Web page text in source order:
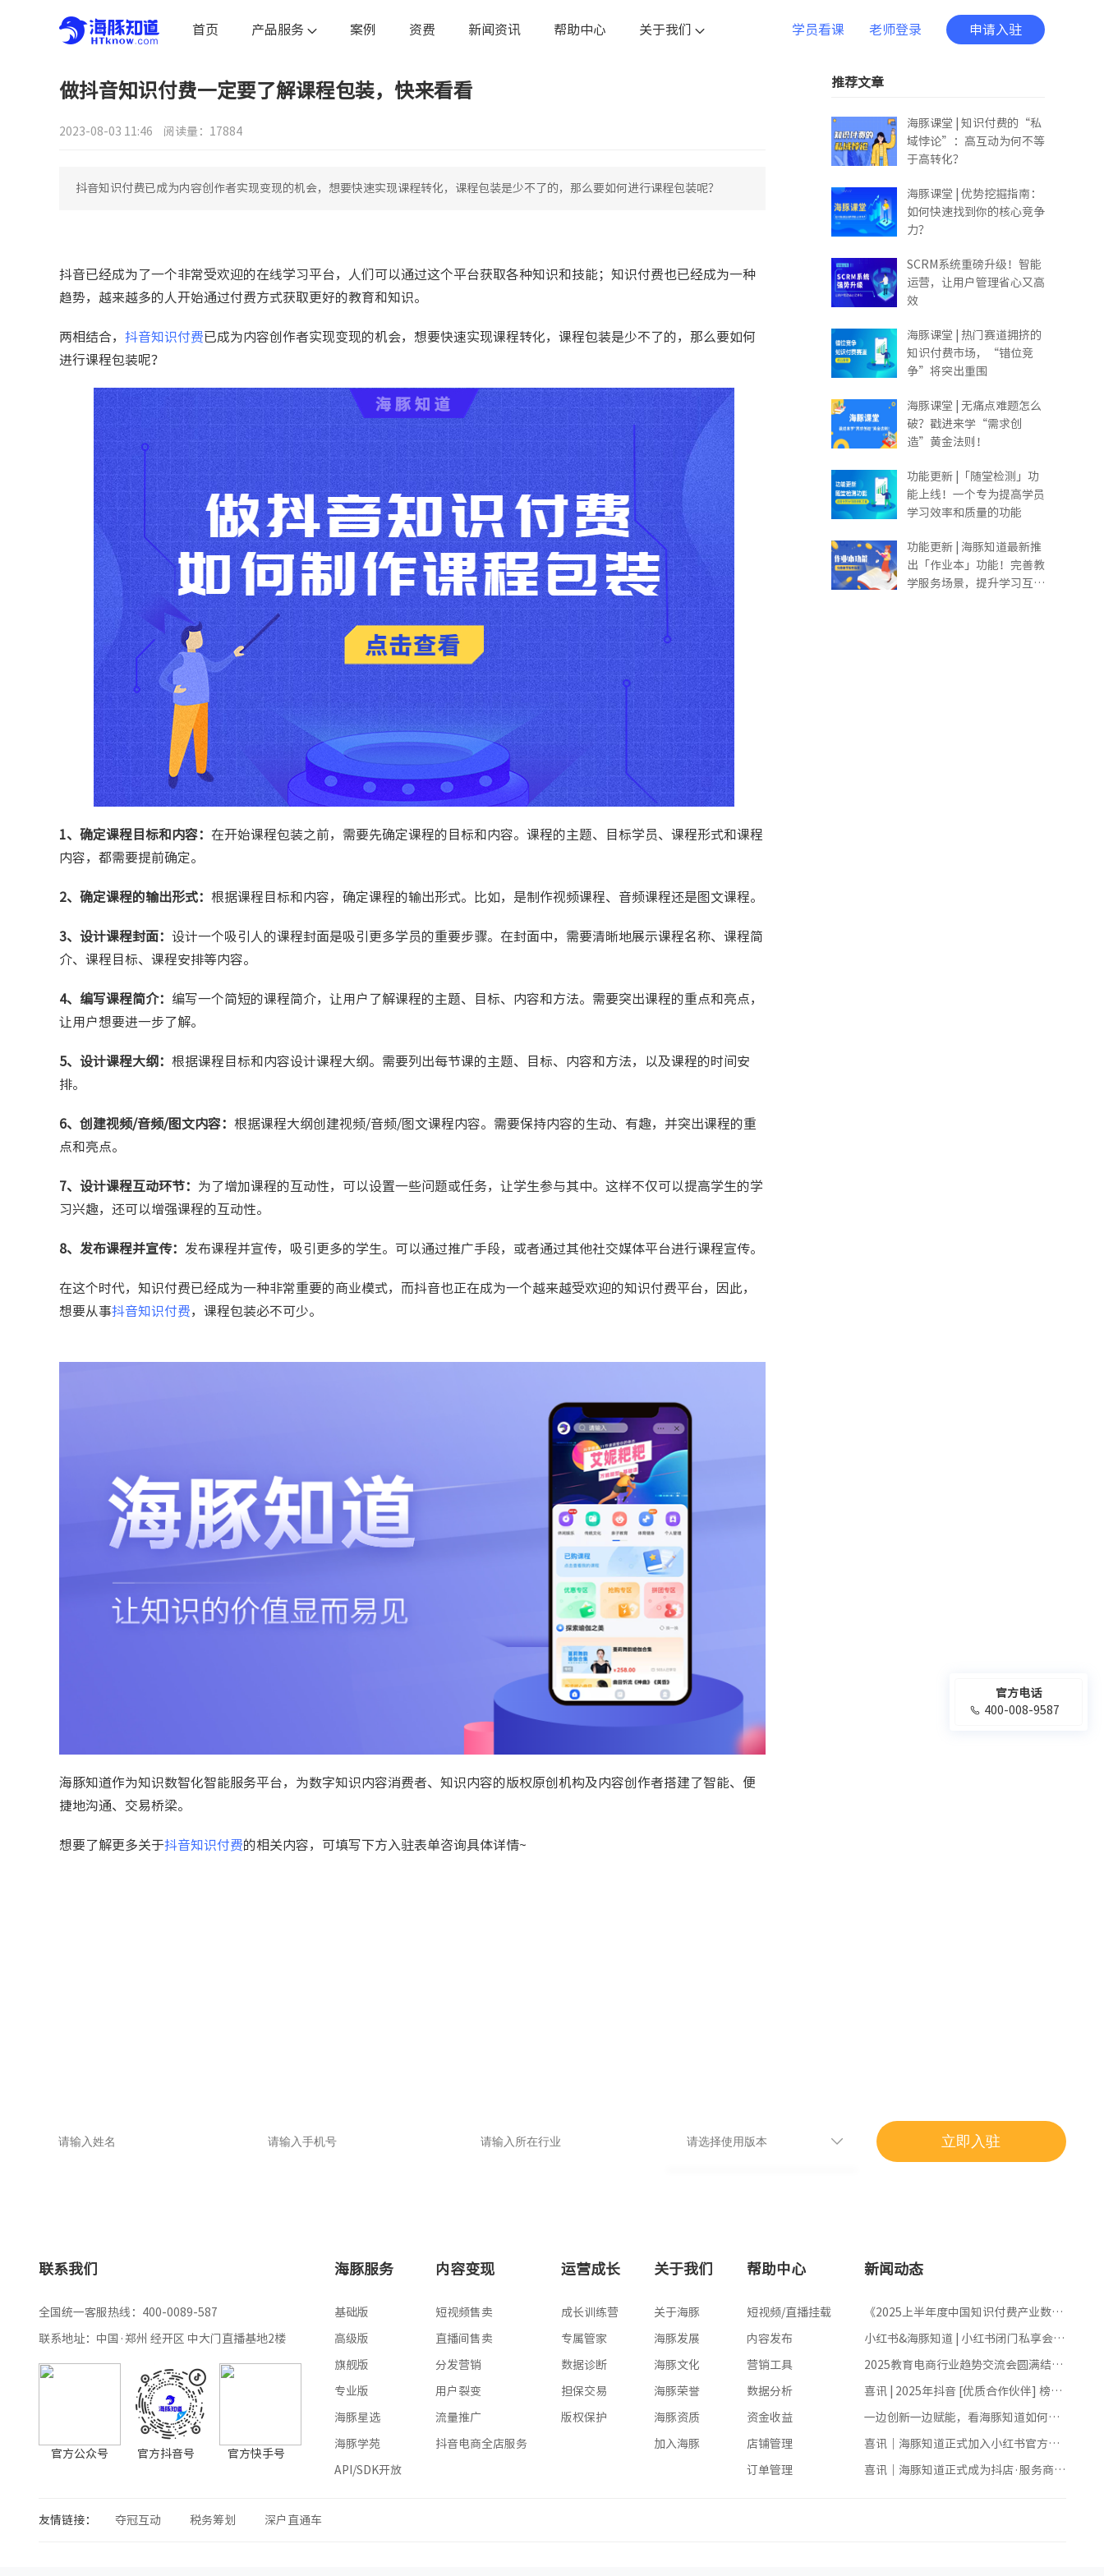
首页 产品服务 案例 资费 新闻资讯 帮助中心 关于我们 学员看课 老师登录 申请入驻
做抖音知识付费一定要了解课程包装，快来看看
2023-08-03 11:46 阅读量：17884
抖音知识付费已成为内容创作者实现变现的机会，想要快速实现课程转化，课程包装是少不了的，那么要如何进行课程包装呢？
抖音已经成为了一个非常受欢迎的在线学习平台，人们可以通过这个平台获取各种知识和技能；知识付费也已经成为一种
趋势，越来越多的人开始通过付费方式获取更好的教育和知识。
两相结合， 抖音知识付费已成为内容创作者实现变现的机会，想要快速实现课程转化，课程包装是少不了的，那么要如何
进行课程包装呢？
1、确定课程目标和内容： 在开始课程包装之前，需要先确定课程的目标和内容。课程的主题、目标学员、课程形式和课程
内容，都需要提前确定。
2、确定课程的输出形式： 根据课程目标和内容，确定课程的输出形式。比如，是制作视频课程、音频课程还是图文课程。
3、设计课程封面： 设计一个吸引人的课程封面是吸引更多学员的重要步骤。在封面中，需要清晰地展示课程名称、课程简
介、课程目标、课程安排等内容。
4、编写课程简介： 编写一个简短的课程简介，让用户了解课程的主题、目标、内容和方法。需要突出课程的重点和亮点，
让用户想要进一步了解。
5、设计课程大纲： 根据课程目标和内容设计课程大纲。需要列出每节课的主题、目标、内容和方法，以及课程的时间安
排。
6、创建视频/音频/图文内容： 根据课程大纲创建视频/音频/图文课程内容。需要保持内容的生动、有趣，并突出课程的重
点和亮点。
7、设计课程互动环节： 为了增加课程的互动性，可以设置一些问题或任务，让学生参与其中。这样不仅可以提高学生的学
习兴趣，还可以增强课程的互动性。
8、发布课程并宣传： 发布课程并宣传，吸引更多的学生。可以通过推广手段，或者通过其他社交媒体平台进行课程宣传。
在这个时代，知识付费已经成为一种非常重要的商业模式，而抖音也正在成为一个越来越受欢迎的知识付费平台，因此，
想要从事抖音知识付费，课程包装必不可少。
海豚知道作为知识数智化智能服务平台，为数字知识内容消费者、知识内容的版权原创机构及内容创作者搭建了智能、便
捷地沟通、交易桥梁。
想要了解更多关于抖音知识付费的相关内容，可填写下方入驻表单咨询具体详情~
推荐文章
海豚课堂 | 知识付费的“私
域悖论”：高互动为何不等
于高转化？
海豚课堂 | 优势挖掘指南：
如何快速找到你的核心竞争
力？
SCRM系统重磅升级！智能
运营，让用户管理省心又高
效
海豚课堂 | 热门赛道拥挤的
知识付费市场，“错位竞
争”将突出重围
海豚课堂 | 无痛点难题怎么
破？戳进来学“需求创
造”黄金法则！
功能更新 |「随堂检测」功
能上线！一个专为提高学员
学习效率和质量的功能
功能更新 | 海豚知道最新推
出「作业本」功能！完善教
学服务场景，提升学习互动
立即入驻
联系我们
全国统一客服热线：400-0089-587
联系地址：中国·郑州 经开区 中大门直播基地2楼
官方公众号 官方抖音号 官方快手号
海豚服务
基础版
高级版
旗舰版
专业版
海豚星选
海豚学苑
API/SDK开放
内容变现
短视频售卖
直播间售卖
分发营销
用户裂变
流量推广
抖音电商全店服务
运营成长
成长训练营
专属管家
数据诊断
担保交易
版权保护
关于我们
关于海豚
海豚发展
海豚文化
海豚荣誉
海豚资质
加入海豚
帮助中心
短视频/直播挂载
内容发布
营销工具
数据分析
资金收益
店铺管理
订单管理
新闻动态
《2025上半年度中国知识付费产业数据
小红书&海豚知道 | 小红书闭门私享会圆
道
2025教育电商行业趋势交流会圆满结
瓣洒满在520这个浪漫的日子
喜讯 | 2025年抖音 [优质合作伙伴] 榜单
一边创新一边赋能，看海豚知道如何走
喜讯｜海豚知道正式加入小红书官方供
发展
喜讯｜海豚知道正式成为抖店·服务商-
友情链接： 夺冠互动 税务筹划 深户直通车
官方电话
400-008-9587